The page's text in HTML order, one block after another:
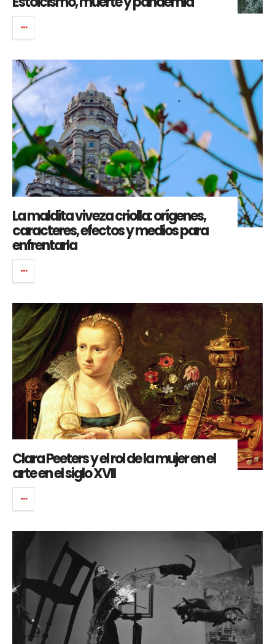
La maldita viveza criolla: orígenes,
caracteres, efectos y medios para
enfrentarla
Clara Peeters y el rol de la mujer en el
arte en el siglo XVII